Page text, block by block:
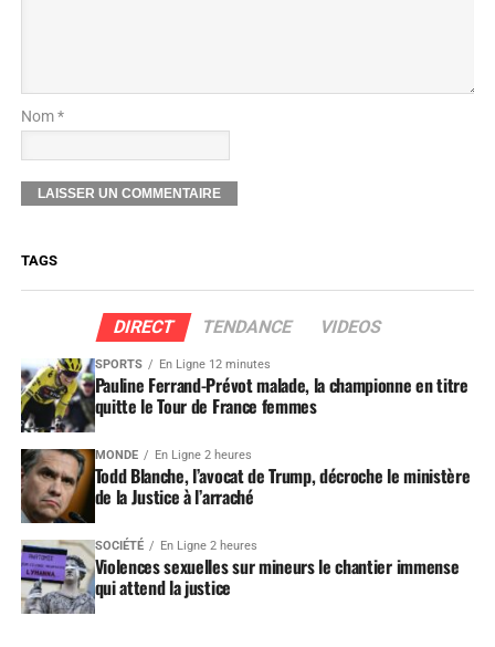
Nom *
TAGS
DIRECT TENDANCE VIDEOS
SPORTS En Ligne 12 minutes
Pauline Ferrand-Prévot malade, la championne en titre
quitte le Tour de France femmes
MONDE En Ligne 2 heures
Todd Blanche, l’avocat de Trump, décroche le ministère
de la Justice à l’arraché
SOCIÉTÉ En Ligne 2 heures
Violences sexuelles sur mineurs le chantier immense
qui attend la justice